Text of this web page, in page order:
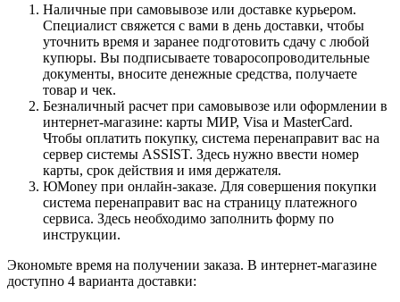
Наличные при самовывозе или доставке курьером.
Специалист свяжется с вами в день доставки, чтобы
уточнить время и заранее подготовить сдачу с любой
купюры. Вы подписываете товаросопроводительные
документы, вносите денежные средства, получаете
товар и чек.
Безналичный расчет при самовывозе или оформлении в
интернет-магазине: карты МИР, Visa и MasterCard.
Чтобы оплатить покупку, система перенаправит вас на
сервер системы ASSIST. Здесь нужно ввести номер
карты, срок действия и имя держателя.
ЮMoney при онлайн-заказе. Для совершения покупки
система перенаправит вас на страницу платежного
сервиса. Здесь необходимо заполнить форму по
инструкции.
Экономьте время на получении заказа. В интернет-магазине
доступно 4 варианта доставки: